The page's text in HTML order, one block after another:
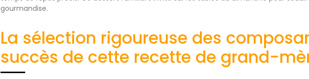
gourmandise.
La sélection rigoureuse des
succès de cette recette de grand-